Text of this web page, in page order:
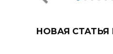
НОВАЯ СТАТЬЯ